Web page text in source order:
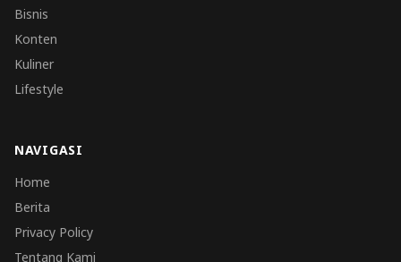
Bisnis
Konten
Kuliner
Lifestyle
NAVIGASI
Home
Berita
Privacy Policy
Tentang Kami